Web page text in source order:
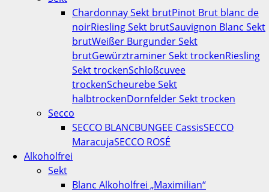
Chardonnay Sekt brutPinot Brut blanc de
noirRiesling Sekt brutSauvignon Blanc Sekt
brutWeißer Burgunder Sekt
brutGewürztraminer Sekt trockenRiesling
Sekt trockenSchloßcuvee
trockenScheurebe Sekt
halbtrockenDornfelder Sekt trocken
Secco
SECCO BLANCBUNGEE CassisSECCO
MaracujaSECCO ROSÉ
Alkoholfrei
Sekt
Blanc Alkoholfrei „Maximilian“